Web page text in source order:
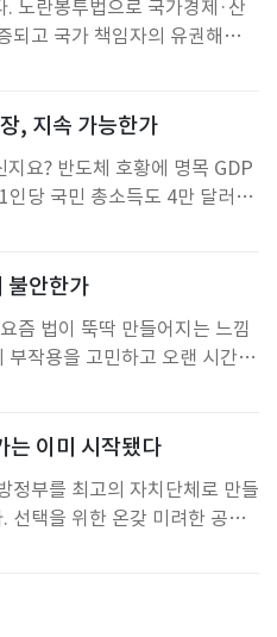
노란봉투법으로 국가경제·산
고 국가 책임자의 유권해석까
노멀이라는 'N% 성과급'까지
고 있다.되짚어보면 대한민국
방산 강국도 현장에서 묵묵히
, 지속 가능한가
요? 반도체 호황에 명목 GDP
당 국민 총소득도 4만 달러에
. 그런데 정작 가게 실질소득
수막만 즐비하다.시장이 어
않은지? 아쉽게도 국민은 안
불안한가
즘 법이 뚝딱 만들어지는 느낌
부작용을 고민하고 오랜 시간
기준이 바람직한 입법의 모
가 보다. 입법도 국격인데 과
행정이 그 방향을 실행한다
는 이미 시작됐다
정부를 최고의 자치단체로 만들
선택을 위한 온갖 미려한 공약
장 울고 웃는 곳은 떠나야 할
기가 이미 신풍속도로 자리